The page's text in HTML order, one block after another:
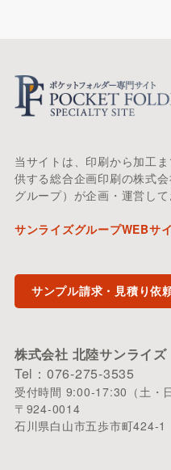
当サイトは、印刷から加工
供する総合企画印刷の株式
グループ）が企画・運営して
サンライズグループWEBサ
サンプル請求・見積り依
株式会社 北陸サンライズ
Tel：076-275-3535
受付時間 9:00-17:30（土・
〒924-0014
石川県白山市五歩市町424-1